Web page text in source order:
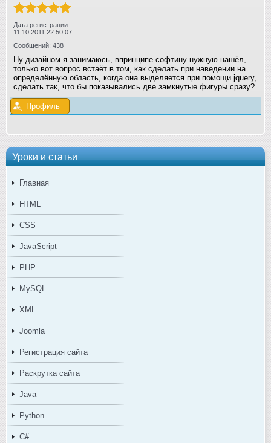
Уроки и статьи
Главная
HTML
CSS
JavaScript
PHP
MySQL
XML
Joomla
Регистрация сайта
Раскрутка сайта
Java
Python
C#
Дата регистрации:
11.10.2011 22:50:07
Сообщений: 438
Ну дизайном я занимаюсь, впринципе софтину нужную нашёл,
только вот вопрос встаёт в том, как сделать при наведении на
определённую область, когда она выделяется при помощи jquery,
сделать так, что бы показывались две замкнутые фигуры сразу?
Профиль